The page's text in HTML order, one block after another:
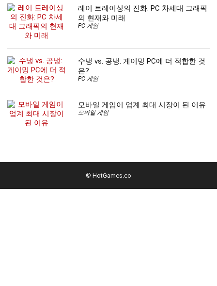
레이 트레이싱의 진화: PC 차세대 그래픽
의 현재와 미래
PC 게임
수냉 vs. 공냉: 게이밍 PC에 더 적합한 것
은?
PC 게임
모바일 게임이 업계 최대 시장이 된 이유
모바일 게임
© HotGames.co